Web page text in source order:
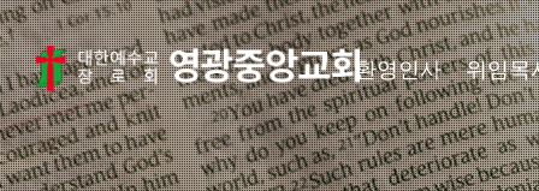
환영인사 위임목